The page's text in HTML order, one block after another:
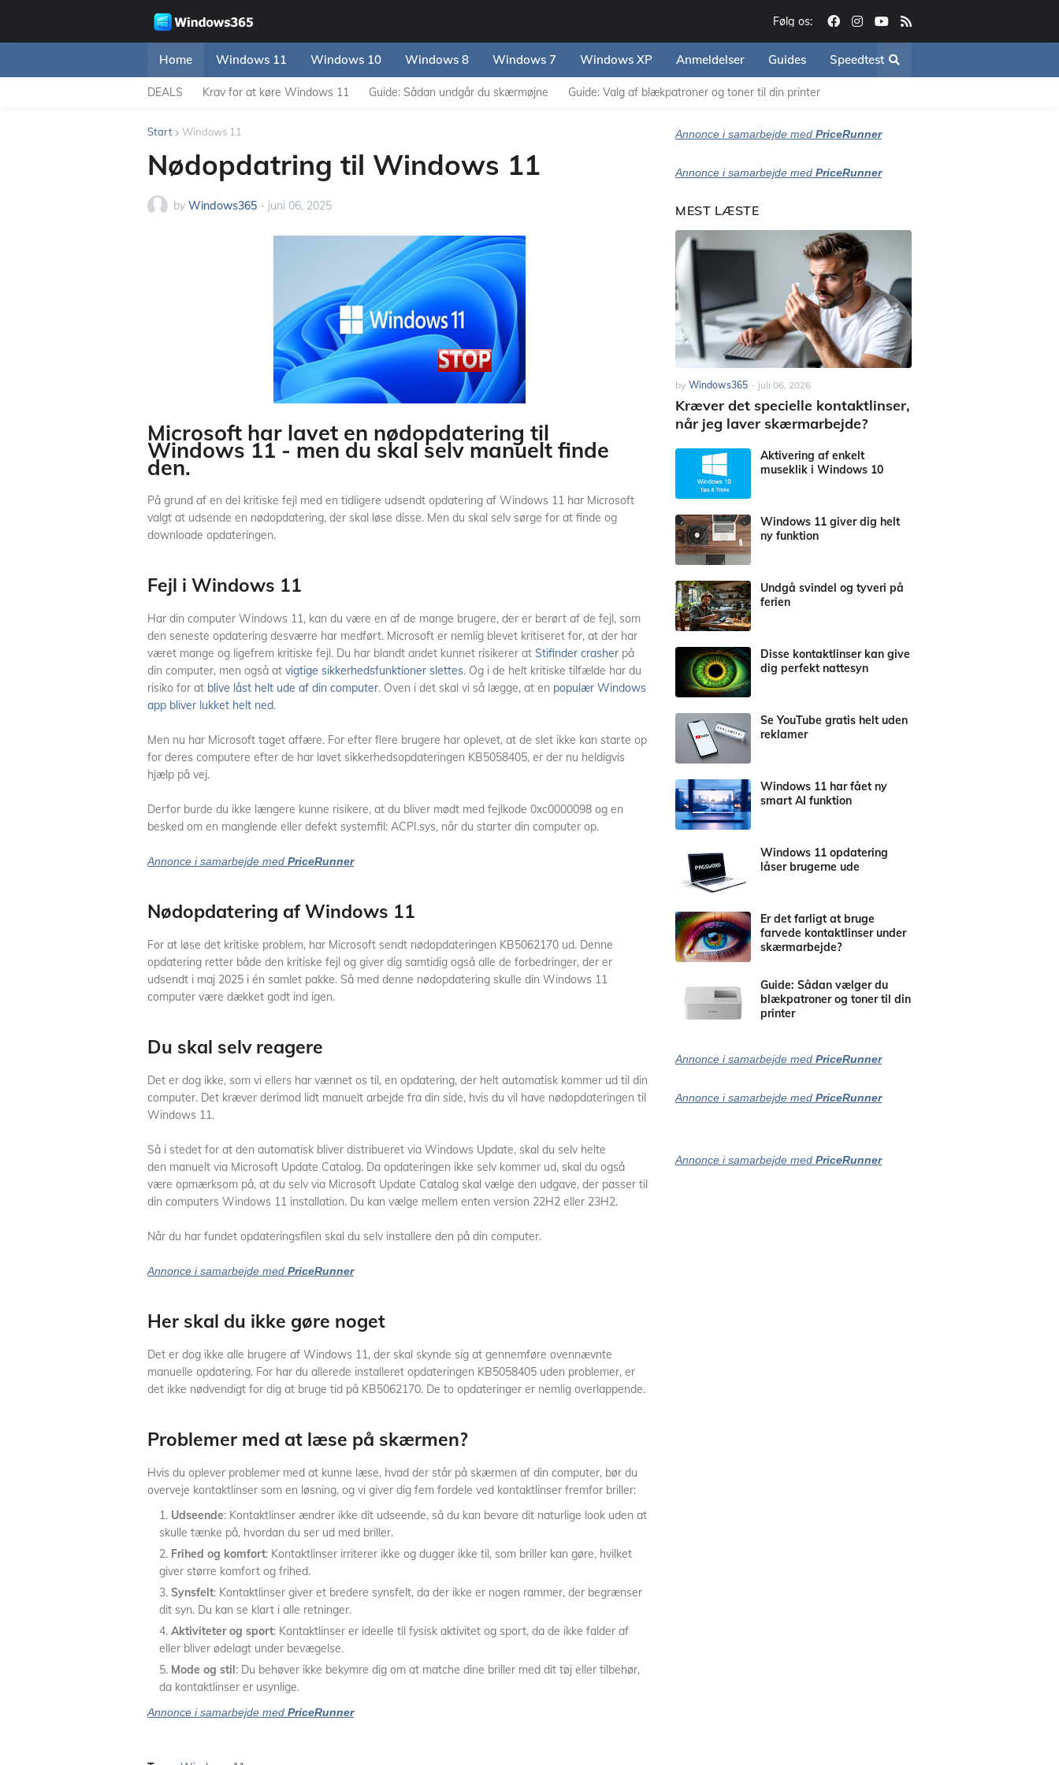
Følg os:
Home Windows 11 Windows 10 Windows 8 Windows 7 Windows XP Anmeldelser Guides Speedtest
DEALS Krav for at køre Windows 11 Guide: Sådan undgår du skærmøjne Guide: Valg af blækpatroner og toner til din printer
Start Windows 11
Nødopdatring til Windows 11
by Windows365 - juni 06, 2025
Microsoft har lavet en nødopdatering til
Windows 11 - men du skal selv manuelt finde
den.
På grund af en del kritiske fejl med en tidligere udsendt opdatering af Windows 11 har Microsoft
valgt at udsende en nødopdatering, der skal løse disse. Men du skal selv sørge for at finde og
downloade opdateringen.
Fejl i Windows 11
Har din computer Windows 11, kan du være en af de mange brugere, der er berørt af de fejl, som
den seneste opdatering desværre har medført. Microsoft er nemlig blevet kritiseret for, at der har
været mange og ligefrem kritiske fejl. Du har blandt andet kunnet risikerer at Stifinder crasher på
din computer, men også at vigtige sikkerhedsfunktioner slettes. Og i de helt kritiske tilfælde har du
risiko for at blive låst helt ude af din computer. Oven i det skal vi så lægge, at en populær Windows
app bliver lukket helt ned.
Men nu har Microsoft taget affære. For efter flere brugere har oplevet, at de slet ikke kan starte op
for deres computere efter de har lavet sikkerhedsopdateringen KB5058405, er der nu heldigvis
hjælp på vej.
Derfor burde du ikke længere kunne risikere, at du bliver mødt med fejlkode 0xc0000098 og en
besked om en manglende eller defekt systemfil: ACPI.sys, når du starter din computer op.
Annonce i samarbejde med PriceRunner
Nødopdatering af Windows 11
For at løse det kritiske problem, har Microsoft sendt nødopdateringen KB5062170 ud. Denne
opdatering retter både den kritiske fejl og giver dig samtidig også alle de forbedringer, der er
udsendt i maj 2025 i én samlet pakke. Så med denne nødopdatering skulle din Windows 11
computer være dækket godt ind igen.
Du skal selv reagere
Det er dog ikke, som vi ellers har vænnet os til, en opdatering, der helt automatisk kommer ud til din
computer. Det kræver derimod lidt manuelt arbejde fra din side, hvis du vil have nødopdateringen til
Windows 11.
Så i stedet for at den automatisk bliver distribueret via Windows Update, skal du selv helte
den manuelt via Microsoft Update Catalog. Da opdateringen ikke selv kommer ud, skal du også
være opmærksom på, at du selv via Microsoft Update Catalog skal vælge den udgave, der passer til
din computers Windows 11 installation. Du kan vælge mellem enten version 22H2 eller 23H2.
Når du har fundet opdateringsfilen skal du selv installere den på din computer.
Annonce i samarbejde med PriceRunner
Her skal du ikke gøre noget
Det er dog ikke alle brugere af Windows 11, der skal skynde sig at gennemføre ovennævnte
manuelle opdatering. For har du allerede installeret opdateringen KB5058405 uden problemer, er
det ikke nødvendigt for dig at bruge tid på KB5062170. De to opdateringer er nemlig overlappende.
Problemer med at læse på skærmen?
Hvis du oplever problemer med at kunne læse, hvad der står på skærmen af din computer, bør du
overveje kontaktlinser som en løsning, og vi giver dig fem fordele ved kontaktlinser fremfor briller:
Udseende: Kontaktlinser ændrer ikke dit udseende, så du kan bevare dit naturlige look uden at
skulle tænke på, hvordan du ser ud med briller.
Frihed og komfort: Kontaktlinser irriterer ikke og dugger ikke til, som briller kan gøre, hvilket
giver større komfort og frihed.
Synsfelt: Kontaktlinser giver et bredere synsfelt, da der ikke er nogen rammer, der begrænser
dit syn. Du kan se klart i alle retninger.
Aktiviteter og sport: Kontaktlinser er ideelle til fysisk aktivitet og sport, da de ikke falder af
eller bliver ødelagt under bevægelse.
Mode og stil: Du behøver ikke bekymre dig om at matche dine briller med dit tøj eller tilbehør,
da kontaktlinser er usynlige.
Annonce i samarbejde med PriceRunner
Annonce i samarbejde med PriceRunner
Annonce i samarbejde med PriceRunner
MEST LÆSTE
by Windows365 - juli 06, 2026
Kræver det specielle kontaktlinser,
når jeg laver skærmarbejde?
Aktivering af enkelt
museklik i Windows 10
Windows 11 giver dig helt
ny funktion
Undgå svindel og tyveri på
ferien
Disse kontaktlinser kan give
dig perfekt nattesyn
Se YouTube gratis helt uden
reklamer
Windows 11 har fået ny
smart AI funktion
Windows 11 opdatering
låser brugerne ude
Er det farligt at bruge
farvede kontaktlinser under
skærmarbejde?
Guide: Sådan vælger du
blækpatroner og toner til din
printer
Annonce i samarbejde med PriceRunner
Annonce i samarbejde med PriceRunner
Annonce i samarbejde med PriceRunner